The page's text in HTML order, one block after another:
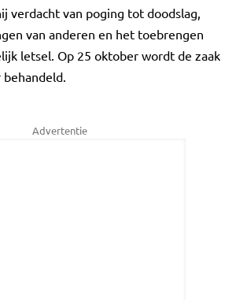
verdacht van poging tot doodslag,
van anderen en het toebrengen
letsel. Op 25 oktober wordt de zaak
Advertentie